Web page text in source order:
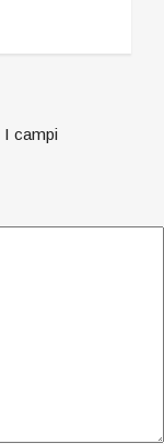
I campi